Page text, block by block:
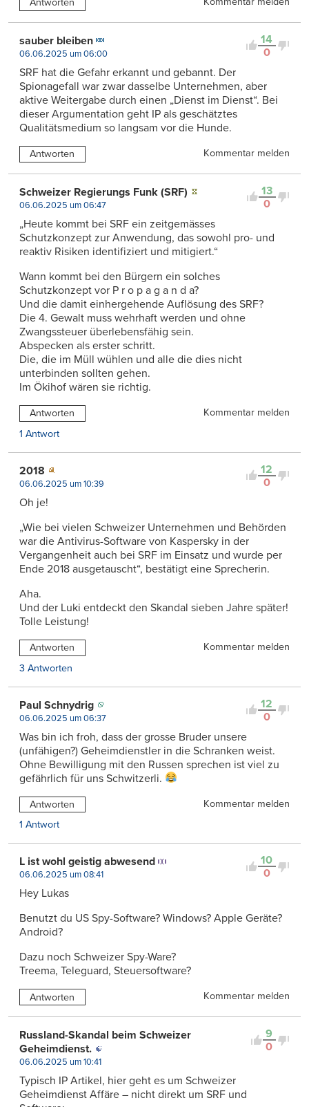
Antworten
14
0
sauber bleiben
06.06.2025 um 06:00
SRF hat die Gefahr erkannt und gebannt. Der
Spionagefall war zwar dasselbe Unternehmen, aber
aktive Weitergabe durch einen „Dienst im Dienst“. Bei
dieser Argumentation geht IP als geschätztes
Qualitätsmedium so langsam vor die Hunde.
Antworten Kommentar melden
13
0
Schweizer Regierungs Funk (SRF)
06.06.2025 um 06:47
„Heute kommt bei SRF ein zeitgemässes
Schutzkonzept zur Anwendung, das sowohl pro- und
reaktiv Risiken identifiziert und mitigiert.“
Wann kommt bei den Bürgern ein solches
Schutzkonzept vor P r o p a g a n d a?
Und die damit einhergehende Auflösung des SRF?
Die 4. Gewalt muss wehrhaft werden und ohne
Zwangssteuer überlebensfähig sein.
Abspecken als erster schritt.
Die, die im Müll wühlen und alle die dies nicht
unterbinden sollten gehen.
Im Ökihof wären sie richtig.
Antworten
Kommentar melden
1 Antwort
12
0
2018
06.06.2025 um 10:39
Oh je!
„Wie bei vielen Schweizer Unternehmen und Behörden
war die Antivirus-Software von Kaspersky in der
Vergangenheit auch bei SRF im Einsatz und wurde per
Ende 2018 ausgetauscht“, bestätigt eine Sprecherin.
Aha.
Und der Luki entdeckt den Skandal sieben Jahre später!
Tolle Leistung!
Antworten
Kommentar melden
3 Antworten
12
0
Paul Schnydrig
06.06.2025 um 06:37
Was bin ich froh, dass der grosse Bruder unsere
(unfähigen?) Geheimdienstler in die Schranken weist.
Ohne Bewilligung mit den Russen sprechen ist viel zu
gefährlich für uns Schwitzerli.
Antworten
Kommentar melden
1 Antwort
10
0
L ist wohl geistig abwesend
06.06.2025 um 08:41
Hey Lukas
Benutzt du US Spy-Software? Windows? Apple Geräte?
Android?
Dazu noch Schweizer Spy-Ware?
Treema, Teleguard, Steuersoftware?
Antworten Kommentar melden
9
0
Russland-Skandal beim Schweizer
Geheimdienst.
06.06.2025 um 10:41
Typisch IP Artikel, hier geht es um Schweizer
Geheimdienst Affäre – nicht direkt um SRF und